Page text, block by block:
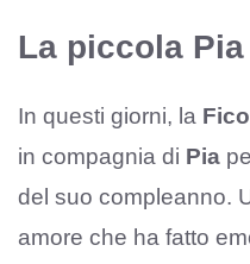
La piccola
In questi giorni, la Fico
in compagnia di Pia
del suo compleanno.
amore che ha fatto